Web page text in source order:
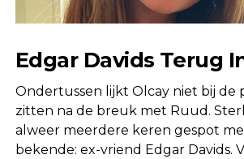
Edgar Davids Terug
Ondertussen lijkt Olcay niet bij de
zitten na de breuk met Ruud.
alweer meerdere keren gespot
bekende: ex-vriend Edgar Davids.